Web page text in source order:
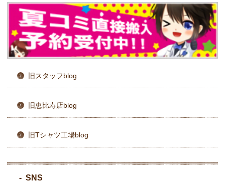
旧スタッフblog
旧恵比寿店blog
旧Tシャツ工場blog
SNS